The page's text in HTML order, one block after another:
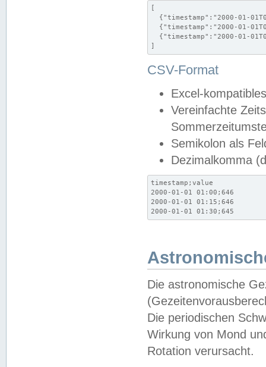
[
{"timestamp":"2000-01-
{"timestamp":"2000-01-
{"timestamp":"2000-01-
]
CSV-Format
Excel-
Vereinfachte
Semikolon als
Dezimalkomma
timestamp;value
2000-01-01 01:00;646
2000-01-01 01:15;646
2000-01-01 01:30;645
Die astronomische
Die periodischen
Wirkung von Mond
Rotation verursacht.